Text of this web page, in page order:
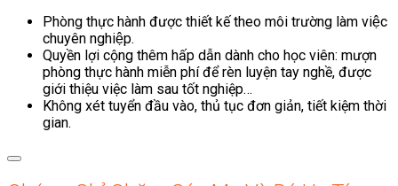
Phòng thực hành được thiết kế theo môi trường làm việc
chuyên nghiệp.
Quyền lợi cộng thêm hấp dẫn dành cho học viên: mượn
phòng thực hành miễn phí để rèn luyện tay nghề, được
giới thiệu việc làm sau tốt nghiệp…
Không xét tuyển đầu vào, thủ tục đơn giản, tiết kiệm thời
gian.